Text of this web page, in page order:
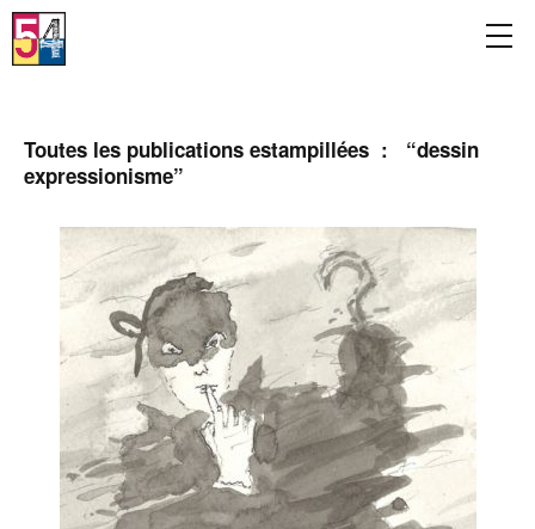
Toutes les publications estampillées : “dessin
expressionisme”